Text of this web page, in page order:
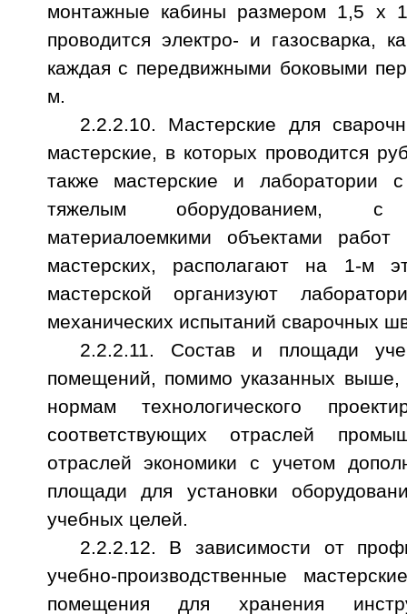
монтажные кабины размером 1,5 х
проводится электро- и газосварка,
каждая с передвижными боковыми
м.
2.2.2.10. Мастерские для
мастерские, в которых проводится
также мастерские и лаборатории
тяжелым оборудованием, с
материалоемкими объектами работ
мастерских, располагают на 1-м
мастерской организуют
механических испытаний сварочных
2.2.2.11. Состав и площади
помещений, помимо указанных выше,
нормам технологического
соответствующих отраслей
отраслей экономики с учетом
площади для установки
учебных целей.
2.2.2.12. В зависимости от
учебно-производственные
помещения для хранения